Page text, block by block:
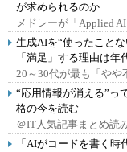
が求められるのか
メドレーが「Applied
生成AIを“使ったこと
「満足」する理由は
20～30代が最も「やや
“応用情報が消える”
格の今を読む
＠IT人気記事まとめ読
「AIがコードを書く